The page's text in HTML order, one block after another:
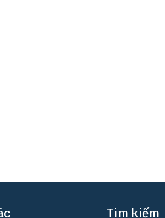
Tìm kiếm